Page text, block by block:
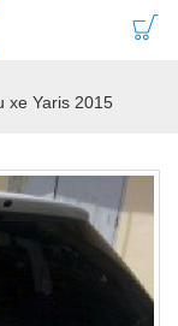
xe Yaris 2015